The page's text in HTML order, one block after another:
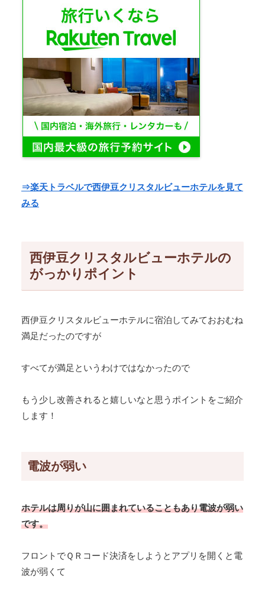
⇒楽天トラベルで西伊豆クリスタルビューホテルを見て
みる
西伊豆クリスタルビューホテルの
がっかりポイント
西伊豆クリスタルビューホテルに宿泊してみておおむね
満足だったのですが
すべてが満足というわけではなかったので
もう少し改善されると嬉しいなと思うポイントをご紹介
します！
電波が弱い
ホテルは周りが山に囲まれていることもあり電波が弱い
です。
フロントでＱＲコード決済をしようとアプリを開くと電
波が弱くて